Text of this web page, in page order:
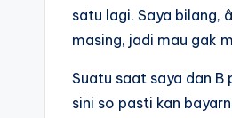
satu lagi. Saya bilang,
masing, jadi mau gak
Suatu saat saya dan B
sini so pasti kan